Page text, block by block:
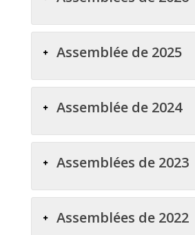
Assemblée de 2025
Assemblée de 2024
Assemblées de 2023
Assemblées de 2022